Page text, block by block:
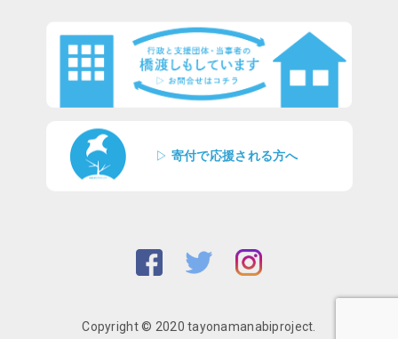
▷ 寄付で応援される方へ
Copyright © 2020 tayonamanabiproject.